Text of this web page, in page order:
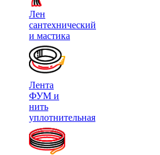
Лен
сантехнический
и мастика
Лента
ФУМ и
нить
уплотнительная